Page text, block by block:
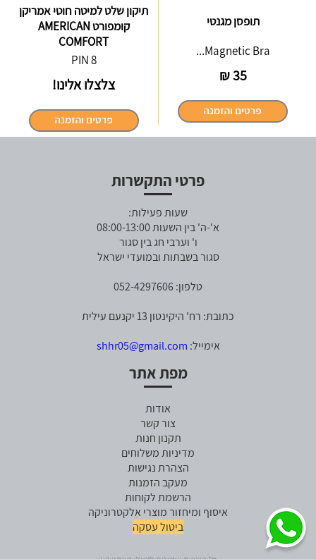
תופסן מגנטי
Magnetic Bra...
35
₪
תיקון שלט למיטה חוטי אמריקן
קומפורט AMERICAN
COMFORT
8 PIN
צלצלו אלינו!
פרטי התקשרות
שעות פעילות:
א'-ה' בין השעות 08:00-13:00
ו' וערבי חג בין סגור
סגור בשבתות ובמועדי ישראל
טלפון: 052-4297606
כתובת: רח' היקינטון 13 יקנעם עילית
אימייל: shhr05@gmail.com
מפת אתר
אודות
צור קשר
תקנון חנות
מדיניות משלוחים
הצהרת נגישות
מעקב הזמנות
הרשמת לקוחות
איסוף ומיחזור מוצרי אלקטרוניקה
ביטול עסקה